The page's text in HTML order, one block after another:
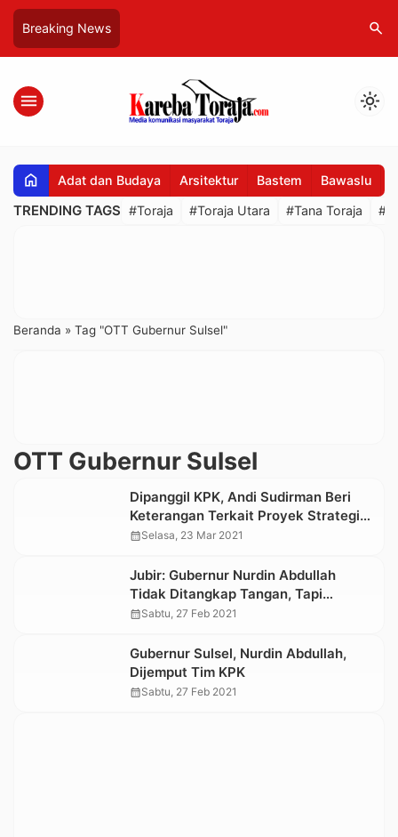
Breaking News search
menu light_mode
home Adat dan Budaya Arsitektur Bastem Bawaslu
TRENDING TAGS #Toraja #Toraja Utara #Tana Toraja
Beranda » Tag "OTT Gubernur Sulsel"
OTT Gubernur Sulsel
Dipanggil KPK, Andi Sudirman Beri
Keterangan Terkait Proyek Strategis
di Sulsel
calendar_monthSelasa, 23 Mar 2021
Jubir: Gubernur Nurdin Abdullah
Tidak Ditangkap Tangan, Tapi
Dijemput untuk Dimintai Keterangan
calendar_monthSabtu, 27 Feb 2021
Gubernur Sulsel, Nurdin Abdullah,
Dijemput Tim KPK
calendar_monthSabtu, 27 Feb 2021